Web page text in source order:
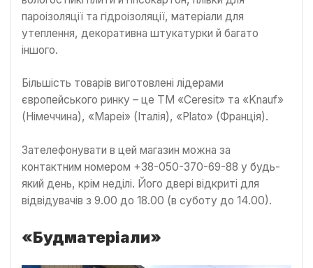
пароізоляції та гідроізоляції, матеріали для
утеплення, декоративна штукатурки й багато
іншого.
Більшість товарів виготовлені лідерами
європейського ринку – це ТМ «Ceresit» та «Knauf»
(Німеччина), «Mapeі» (Італія), «Plato» (Франція).
Зателефонувати в цей магазин можна за
контактним номером +38-050-370-69-88 у будь-
який день, крім неділі. Його двері відкриті для
відвідувачів з 9.00 до 18.00 (в суботу до 14.00).
«Будматеріали»